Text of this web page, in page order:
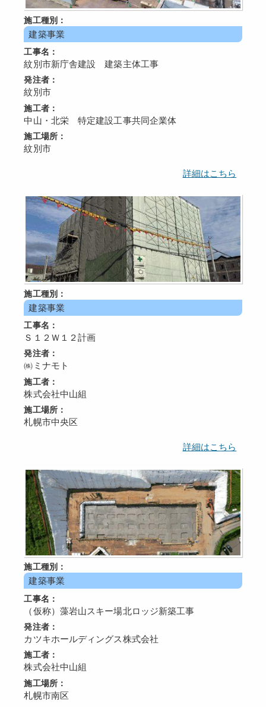
施工種別：
建築事業
工事名：
紋別市新庁舎建設 建築主体工事
発注者：
紋別市
施工者：
中山・北栄 特定建設工事共同企業体
施工場所：
紋別市
詳細はこちら
施工種別：
建築事業
工事名：
Ｓ１２Ｗ１２計画
発注者：
㈱ミナモト
施工者：
株式会社中山組
施工場所：
札幌市中央区
詳細はこちら
施工種別：
建築事業
工事名：
（仮称）藻岩山スキー場北ロッジ新築工事
発注者：
カツキホールディングス株式会社
施工者：
株式会社中山組
施工場所：
札幌市南区